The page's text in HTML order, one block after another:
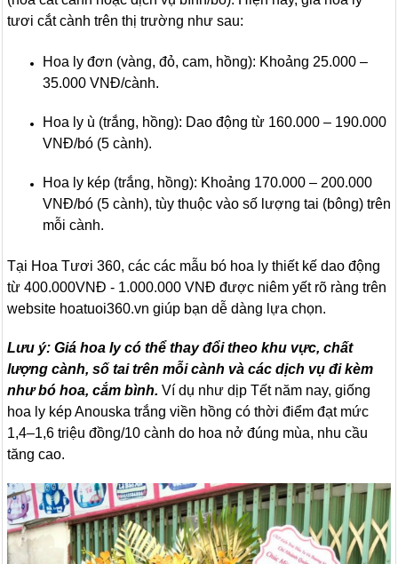
tươi cắt cành trên thị trường như sau:
Hoa ly đơn (vàng, đỏ, cam, hồng): Khoảng 25.000 –
35.000 VNĐ/cành.
Hoa ly ù (trắng, hồng): Dao động từ 160.000 – 190.000
VNĐ/bó (5 cành).
Hoa ly kép (trắng, hồng): Khoảng 170.000 – 200.000
VNĐ/bó (5 cành), tùy thuộc vào số lượng tai (bông) trên
mỗi cành.
Tại Hoa Tươi 360, các các mẫu bó hoa ly thiết kế dao động
từ 400.000VNĐ - 1.000.000 VNĐ được niêm yết rõ ràng trên
website hoatuoi360.vn giúp bạn dễ dàng lựa chọn.
Lưu ý: Giá hoa ly có thể thay đổi theo khu vực, chất
lượng cành, số tai trên mỗi cành và các dịch vụ đi kèm
như bó hoa, cắm bình. Ví dụ như dịp Tết năm nay, giống
hoa ly kép Anouska trắng viền hồng có thời điểm đạt mức
1,4–1,6 triệu đồng/10 cành do hoa nở đúng mùa, nhu cầu
tăng cao.